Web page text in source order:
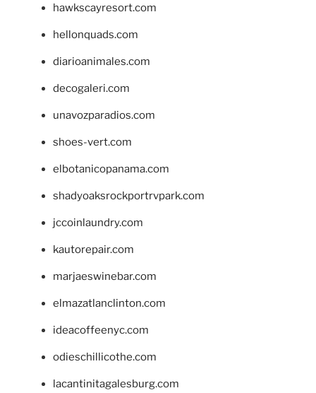
hawkscayresort.com
hellonquads.com
diarioanimales.com
decogaleri.com
unavozparadios.com
shoes-vert.com
elbotanicopanama.com
shadyoaksrockportrvpark.com
jccoinlaundry.com
kautorepair.com
marjaeswinebar.com
elmazatlanclinton.com
ideacoffeenyc.com
odieschillicothe.com
lacantinitagalesburg.com